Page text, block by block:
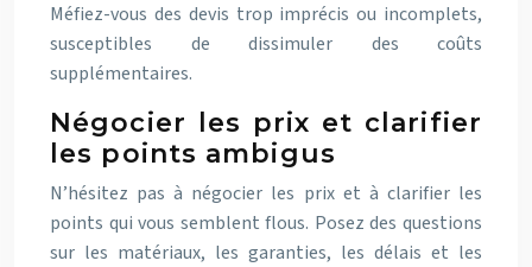
Méfiez-vous des devis trop imprécis ou incomplets,
susceptibles de dissimuler des coûts
supplémentaires.
Négocier les prix et clarifier
les points ambigus
N’hésitez pas à négocier les prix et à clarifier les
points qui vous semblent flous. Posez des questions
sur les matériaux, les garanties, les délais et les